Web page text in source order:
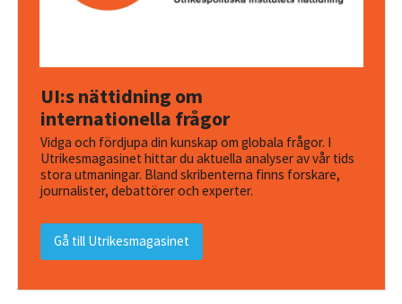
UI:s nättidning om
internationella frågor
Vidga och fördjupa din kunskap om globala frågor. I
Utrikesmagasinet hittar du aktuella analyser av vår tids
stora utmaningar. Bland skribenterna finns forskare,
journalister, debattörer och experter.
Gå till Utrikesmagasinet